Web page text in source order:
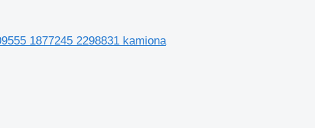
1877245 2298831 kamiona